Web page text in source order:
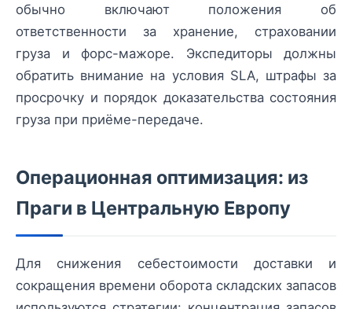
обычно включают положения об
ответственности за хранение, страховании
груза и форс-мажоре. Экспедиторы должны
обратить внимание на условия SLA, штрафы за
просрочку и порядок доказательства состояния
груза при приёме-передаче.
Операционная оптимизация: из
Праги в Центральную Европу
Для снижения себестоимости доставки и
сокращения времени оборота складских запасов